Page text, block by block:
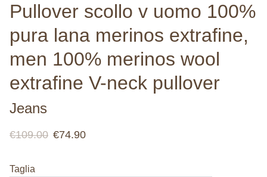
Pullover scollo v uomo 100%
pura lana merinos extrafine,
men 100% merinos wool
extrafine V-neck pullover
Jeans
€109.00 €74.90
Taglia